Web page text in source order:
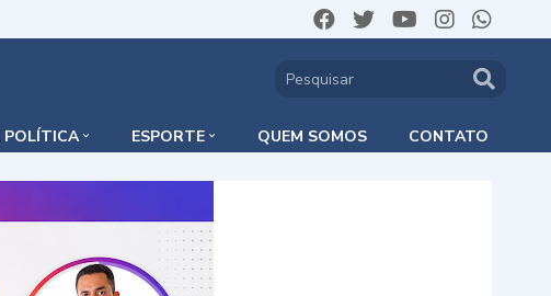
POLÍTICA ESPORTE QUEM SOMOS CONTATO